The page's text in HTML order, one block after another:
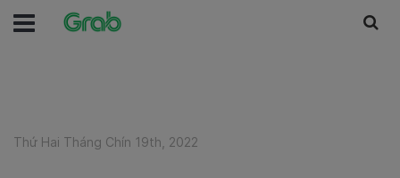
Thứ Hai Tháng Chín 19th, 2022